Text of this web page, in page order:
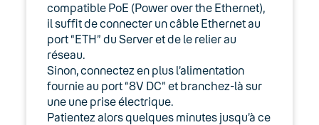
SmartStation Office
Systèmes de décrochage
43
Utiliser un adaptateur téléphonique
compatible PoE (Power over the Ethernet),
il suffit de connecter un câble Ethernet au
port “ETH” du Server et de le relier au
réseau.
Sinon, connectez en plus l’alimentation
fournie au port “8V DC” et branchez-là sur
une une prise électrique.
Patientez alors quelques minutes jusqu’à ce